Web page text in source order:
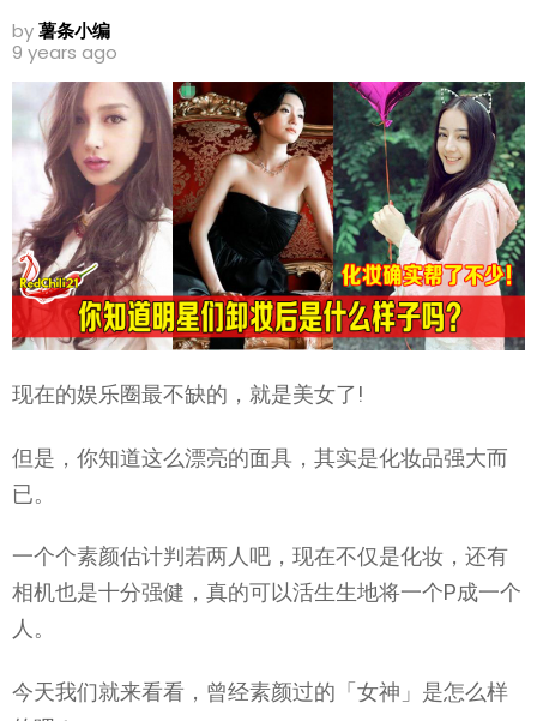
by薯条小编
9 years ago
现在的娱乐圈最不缺的，就是美女了!
但是，你知道这么漂亮的面具，其实是化妆品强大而
已。
一个个素颜估计判若两人吧，现在不仅是化妆，还有
相机也是十分强健，真的可以活生生地将一个P成一个
人。
今天我们就来看看，曾经素颜过的「女神」是怎么样